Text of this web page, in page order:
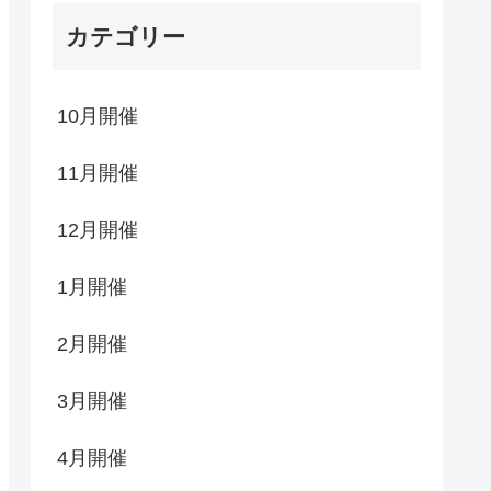
カテゴリー
10月開催
11月開催
12月開催
1月開催
2月開催
3月開催
4月開催